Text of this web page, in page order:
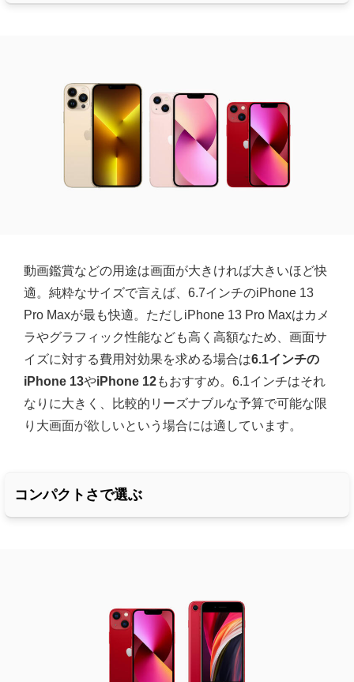
動画鑑賞などの用途は画面が大きければ大きいほど快
適。純粋なサイズで言えば、6.7インチのiPhone 13
Pro Maxが最も快適。ただしiPhone 13 Pro Maxはカメ
ラやグラフィック性能なども高く高額なため、画面サ
イズに対する費用対効果を求める場合は6.1インチの
iPhone 13やiPhone 12もおすすめ。6.1インチはそれ
なりに大きく、比較的リーズナブルな予算で可能な限
り大画面が欲しいという場合には適しています。
コンパクトさで選ぶ